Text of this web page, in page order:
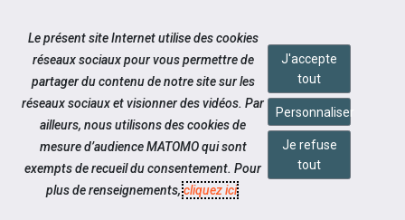
Aller au contenu
Actualités
LES ACTIVITÉS DE L'AFEIPH
Le présent site Internet utilise des cookies
réseaux sociaux pour vous permettre de
partager du contenu de notre site sur les
réseaux sociaux et visionner des vidéos. Par
ailleurs, nous utilisons des cookies de
mesure d’audience MATOMO qui sont
exempts de recueil du consentement. Pour
plus de renseignements,cliquez ici.
J'accepte
tout
Personnaliser
Je refuse
tout